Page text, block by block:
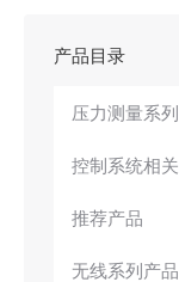
产品目录
压力测量系列
控制系统相关
推荐产品
无线系列产品